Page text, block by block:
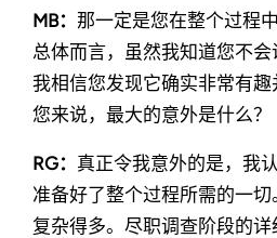
MB： 那一定是您在整个过程
总体而言，虽然我知道您不
我相信您发现它确实非常有
您来说，最大的意外是什么？
RG： 真正令我意外的是，我
准备好了整个过程所需的一
复杂得多。尽职调查阶段的